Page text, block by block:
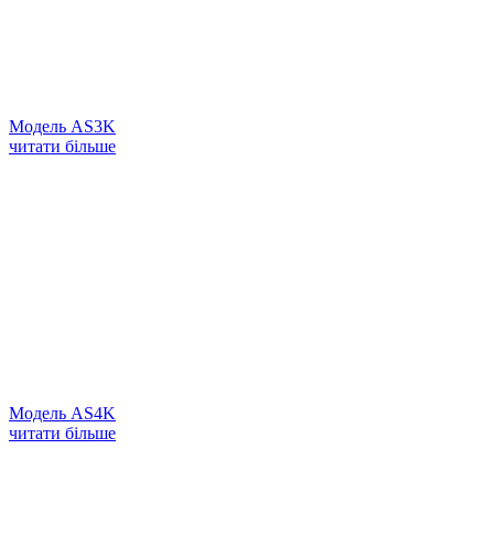
Модель AS3K
читати більше
Модель AS4K
читати більше